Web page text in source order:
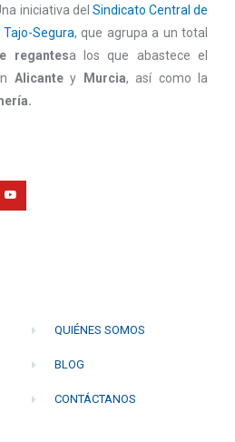
iniciativa del Sindicato Central de
Segura, que agrupa a un total
regantesa los que abastece el
Alicante y Murcia, así como la
QUIÉNES SOMOS
BLOG
CONTÁCTANOS